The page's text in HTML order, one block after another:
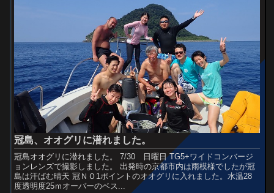
冠島、オオグリに潜れました。
冠島オオグリに潜れました。 7/30 日曜日 TG5+ワイドコンバージ
ョンレンズで撮影しました。 出発時の京都市内は雨模様でしたが冠
島は汗ばむ晴天 冠ＮＯ1ポイントのオオグリに入れました。水温28
度透明度25ｍオーバーのベス...